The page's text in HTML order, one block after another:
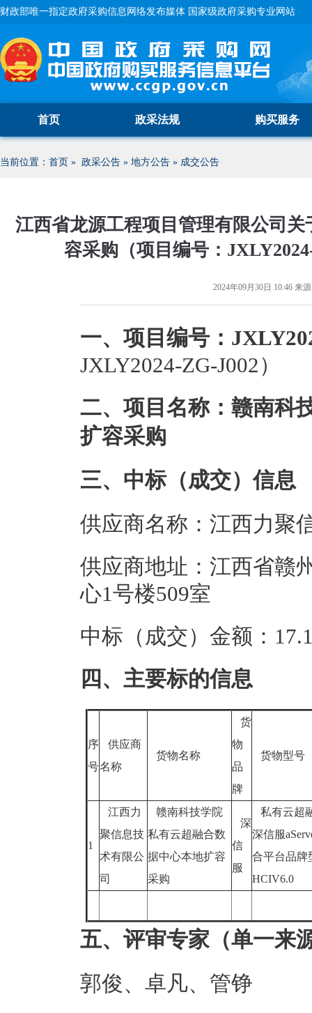
财政部唯一指定政府采购信息网络发布媒体 国家级政府采购专业网站
首页 政采法规 购买服务
当前位置： 首页 » 政采公告 » 地方公告 » 成交公告
江西省龙源工程项目管理有限公司
容采购（项目编号：
2024年09月30日 10:46 来
一、项目编号：
JXLY2024-ZG-J002）
二、项目名称：赣南科
扩容采购
三、中标（成交）信息
供应商名称：江西力聚
供应商地址：江西省赣
心1号楼509室
中标（成交）金额：
四、主要标的信息
序
号
供应商
名称
货物名称
货
物
品
牌
货物型号
1
江西力
聚信息技
术有限公
司
赣南科技学院
私有云超融合数
据中心本地扩容
采购
深
信
服
私有云超
深信服
合平台品牌
HCIV6.0
五、评审专家（单一来
郭俊、卓凡、管铮